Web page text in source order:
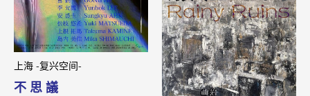
上海 -复兴空间-
不 思 議